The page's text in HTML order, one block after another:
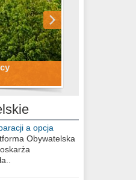
a opcja
Obywatelska